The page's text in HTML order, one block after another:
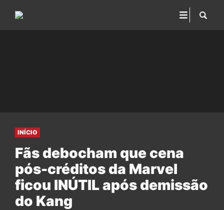
INÍCIO
Fãs debocham que cena
pós-créditos da Marvel
ficou INÚTIL após demissão
do Kang